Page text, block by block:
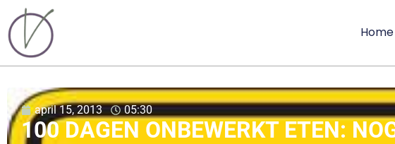
Home
april 15, 2013 05:30
100 DAGEN ONBEWERKT ETEN: